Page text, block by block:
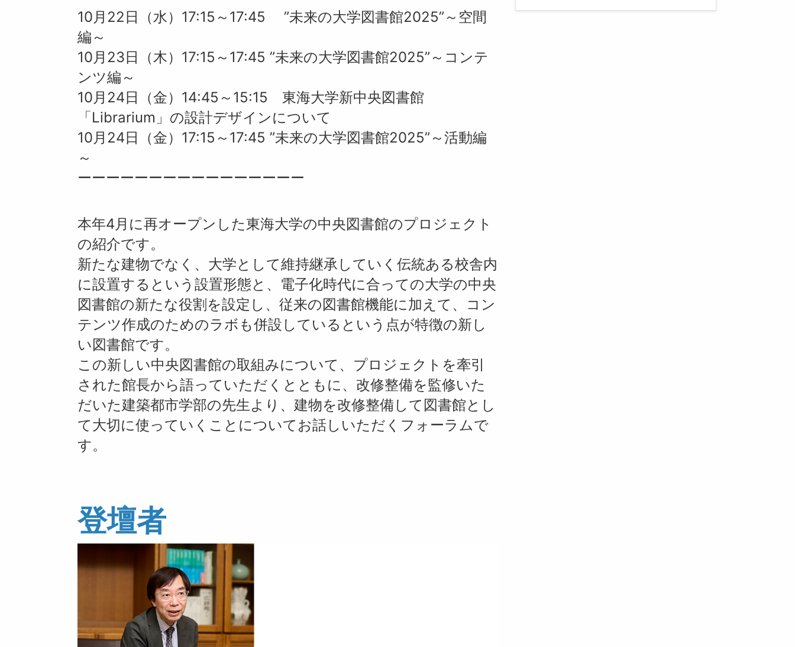
10月22日（水）17:15～17:45 ”未来の大学図書館2025”～空間
編～
10月23日（木）17:15～17:45 ”未来の大学図書館2025”～コンテ
ンツ編～
10月24日（金）14:45～15:15 東海大学新中央図書館
「Librarium」の設計デザインについて
10月24日（金）17:15～17:45 ”未来の大学図書館2025”～活動編
～
ーーーーーーーーーーーーーーーー
本年4月に再オープンした東海大学の中央図書館のプロジェクト
の紹介です。
新たな建物でなく、大学として維持継承していく伝統ある校舎内
に設置するという設置形態と、電子化時代に合っての大学の中央
図書館の新たな役割を設定し、従来の図書館機能に加えて、コン
テンツ作成のためのラボも併設しているという点が特徴の新し
い図書館です。
この新しい中央図書館の取組みについて、プロジェクトを牽引
された館長から語っていただくとともに、改修整備を監修いた
だいた建築都市学部の先生より、建物を改修整備して図書館とし
て大切に使っていくことについてお話しいただくフォーラムで
す。
登壇者